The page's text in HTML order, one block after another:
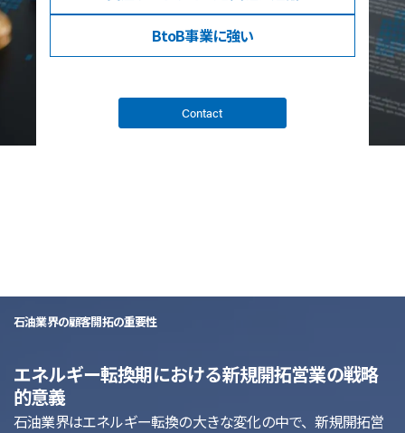
BtoB事業に強い
Contact
石油業界の顧客開拓の重要性
エネルギー転換期における新規開拓営業の戦略
的意義
石油業界はエネルギー転換の大きな変化の中で、新規開拓営